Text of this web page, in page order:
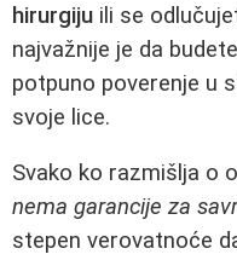
hirurgiju ili se
najvažnije je da
potpuno poverenje u
svoje lice.
Svako ko razmišlja o
nema garancije za
stepen verovatnoće